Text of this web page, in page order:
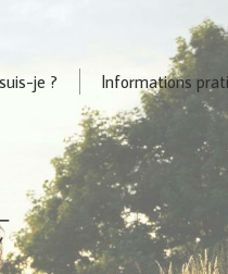
je ? Informations